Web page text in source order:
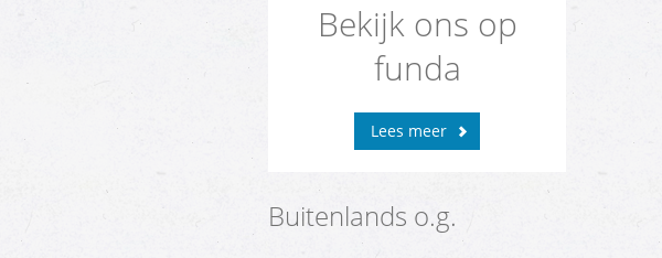
Bekijk ons op
funda
Lees meer
Buitenlands o.g.